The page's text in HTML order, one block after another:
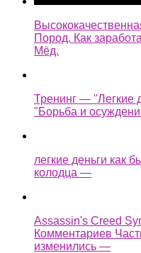
Пород. Как
Мёд.
Тренинг — "Легкие
"Борьба и
легкие деньги как
колодца —
Assassin's Creed
Комментариев
изменились —